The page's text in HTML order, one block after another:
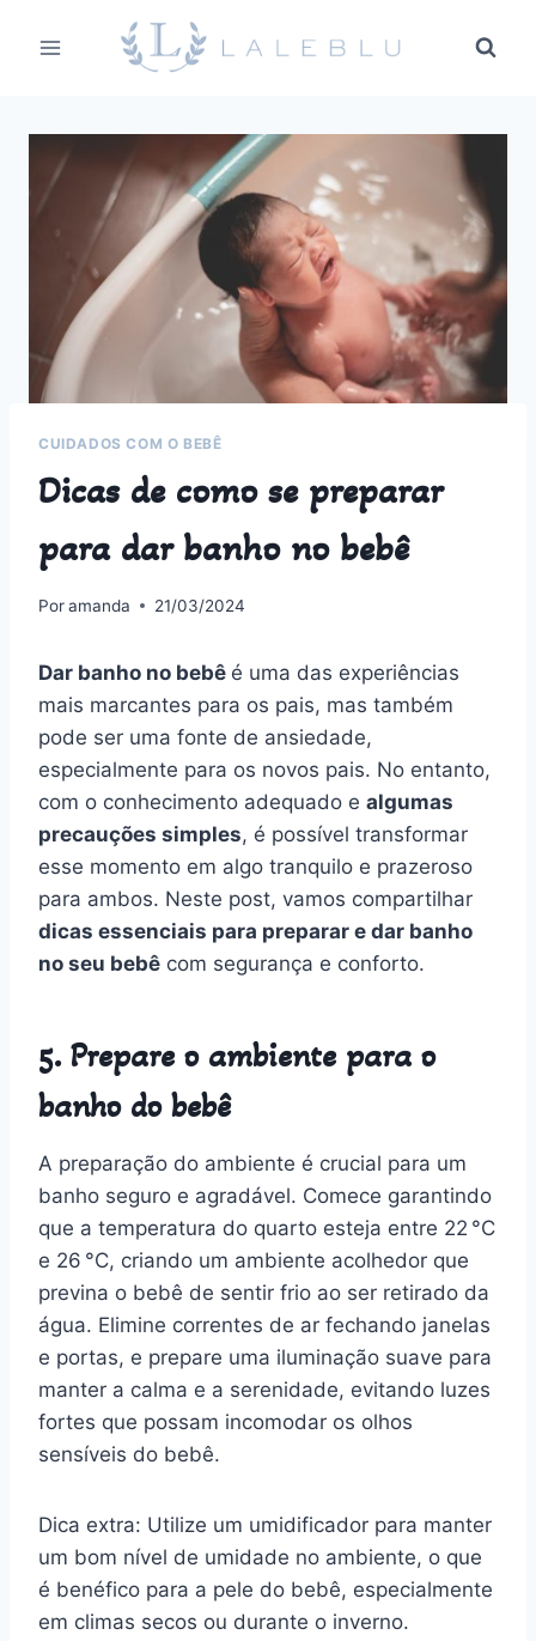
para
CUIDADOS COM O BEBÊ
Dicas de como se preparar
para dar banho no bebê
Poramanda 21/03/2024
Dar banho no bebê é uma das experiências
mais marcantes para os pais, mas também
pode ser uma fonte de ansiedade,
especialmente para os novos pais. No entanto,
com o conhecimento adequado e algumas
precauções simples, é possível transformar
esse momento em algo tranquilo e prazeroso
para ambos. Neste post, vamos compartilhar
dicas essenciais para preparar e dar banho
no seu bebê com segurança e conforto.
5. Prepare o ambiente para o
banho do bebê
A preparação do ambiente é crucial para um
banho seguro e agradável. Comece garantindo
que a temperatura do quarto esteja entre 22 °C
e 26 °C, criando um ambiente acolhedor que
previna o bebê de sentir frio ao ser retirado da
água. Elimine correntes de ar fechando janelas
e portas, e prepare uma iluminação suave para
manter a calma e a serenidade, evitando luzes
fortes que possam incomodar os olhos
sensíveis do bebê.
Dica extra: Utilize um umidificador para manter
um bom nível de umidade no ambiente, o que
é benéfico para a pele do bebê, especialmente
em climas secos ou durante o inverno.